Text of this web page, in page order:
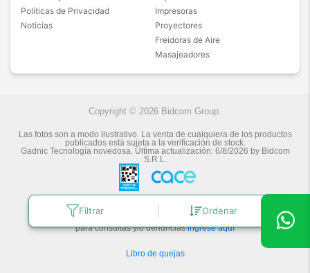
Filtrar Ordenar
Políticas de Privacidad
Noticias
Impresoras
Proyectores
Freidoras de Aire
Masajeadores
Copyright © 2026 Bidcom Group.
Las fotos son a modo ilustrativo. La venta de cualquiera de los productos
publicados está sujeta a la verificación de stock.
Gadnic Tecnología novedosa.Última actualización: 6/8/2026 by Bidcom
S.R.L.
Botón de arrepentimiento
Defensa de las y los Consumidores
para consultas y/o denunciasingrese aquí
Libro de quejas